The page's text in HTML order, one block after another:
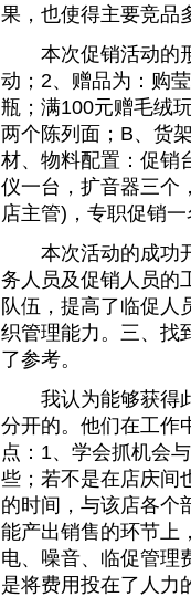
果，也使得主要竞品
本次促销活动的形
动；2、赠品为：购
瓶；满100元赠毛
两个陈列面；B、货
材、物料配置：促销
仪一台，扩音器三个
店主管)，专职促销
本次活动的成功开
务人员及促销人员的
队伍，提高了临促人
织管理能力。三、找
了参考。
我认为能够获得此
分开的。他们在工作
点：1、学会抓机会
些；若不是在店庆间
的时间，与该店各个
能产出销售的环节上
电、噪音、临促管理
是将费用投在了人力